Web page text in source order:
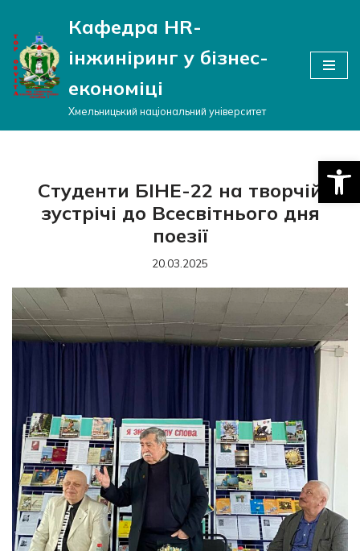
Перейти
до
вмісту
Кафедра HR-
інжиніринг у бізнес-
економіці
Хмельницький національний університет
Студенти БІНЕ-22 на творчій
зустрічі до Всесвітнього дня
поезії
20.03.2025